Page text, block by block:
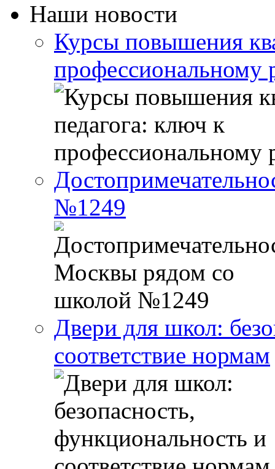
Наши новости
Курсы повышения
профессиональному
№1249
Двери для школ:
соответствие нормам